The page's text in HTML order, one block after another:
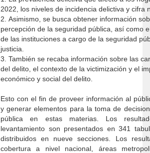
2022, los niveles de incidencia delictiva y cifra
2. Asimismo, se busca obtener información
percepción de la seguridad pública, así como
de las instituciones a cargo de la seguridad
justicia.
3. También se recaba información sobre las
del delito, el contexto de la victimi­zación y el
económico y social del delito.
Esto con el fin de proveer información al
y generar elementos para la toma de
pública en estas materias. Los
levantamiento son presentados en 341
distribuidos en nueve secciones. Los
cobertura a nivel nacional, áreas